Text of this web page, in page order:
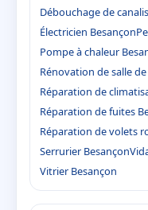
Débouchage de
Électricien Besançon
Pompe à chaleur
Rénovation de salle
Réparation de
Réparation de fuites
Réparation de volets
Serrurier Besançon
Vitrier Besançon